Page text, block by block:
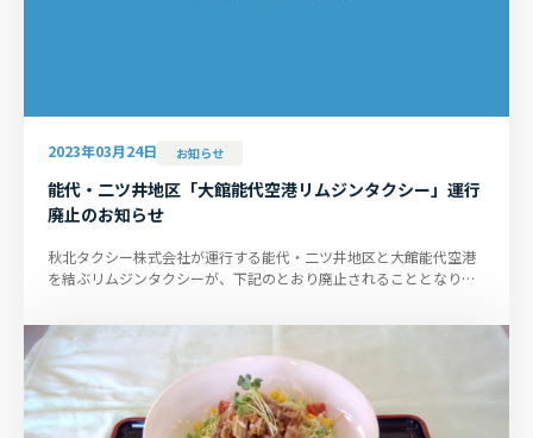
2023年03月24日 お知らせ
能代・二ツ井地区「大館能代空港リムジンタクシー」運行
廃止のお知らせ
秋北タクシー株式会社が運行する能代・二ツ井地区と大館能代空港
を結ぶリムジンタクシーが、下記のとおり廃止されることとなりま